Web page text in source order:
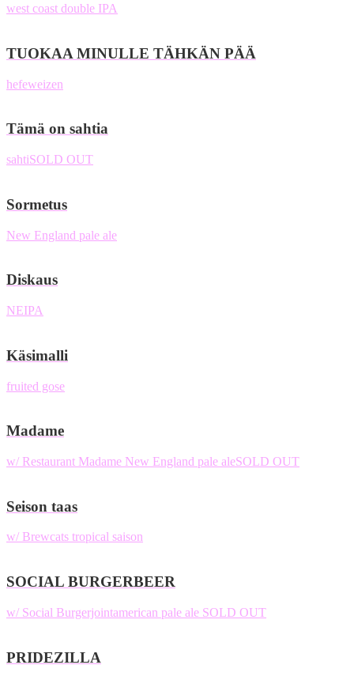
west coast double IPA
TUOKAA MINULLE TÄHKÄN PÄÄ
hefeweizen
Tämä on sahtia
sahtiSOLD OUT
Sormetus
New England pale ale
Diskaus
NEIPA
Käsimalli
fruited gose
Madame
w/ Restaurant Madame New England pale aleSOLD OUT
Seison taas
w/ Brewcats tropical saison
SOCIAL BURGERBEER
w/ Social Burgerjointamerican pale ale SOLD OUT
PRIDEZILLA